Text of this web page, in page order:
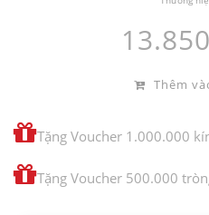
Thêm
Tặng Voucher 1.000.000
Tặng Voucher 500.000